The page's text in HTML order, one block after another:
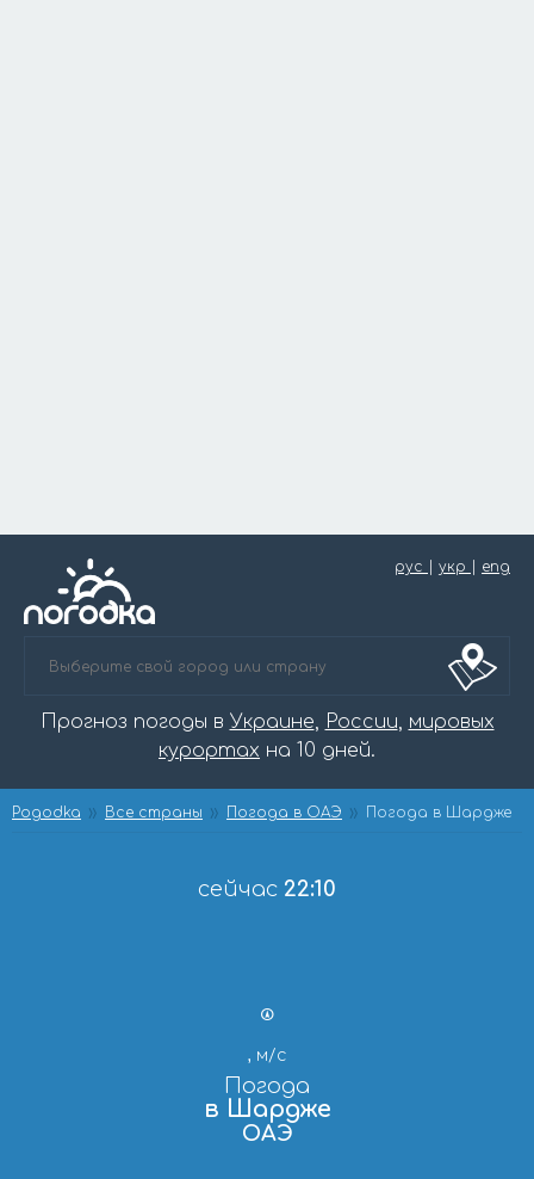
рус укр eng
Прогноз погоды в Украине, России, мировых
курортах на 10 дней.
Pogodka Все страны Погода в ОАЭ Погода в Шардже
сейчас 22:10
, м/с
Погода
в Шардже
ОАЭ